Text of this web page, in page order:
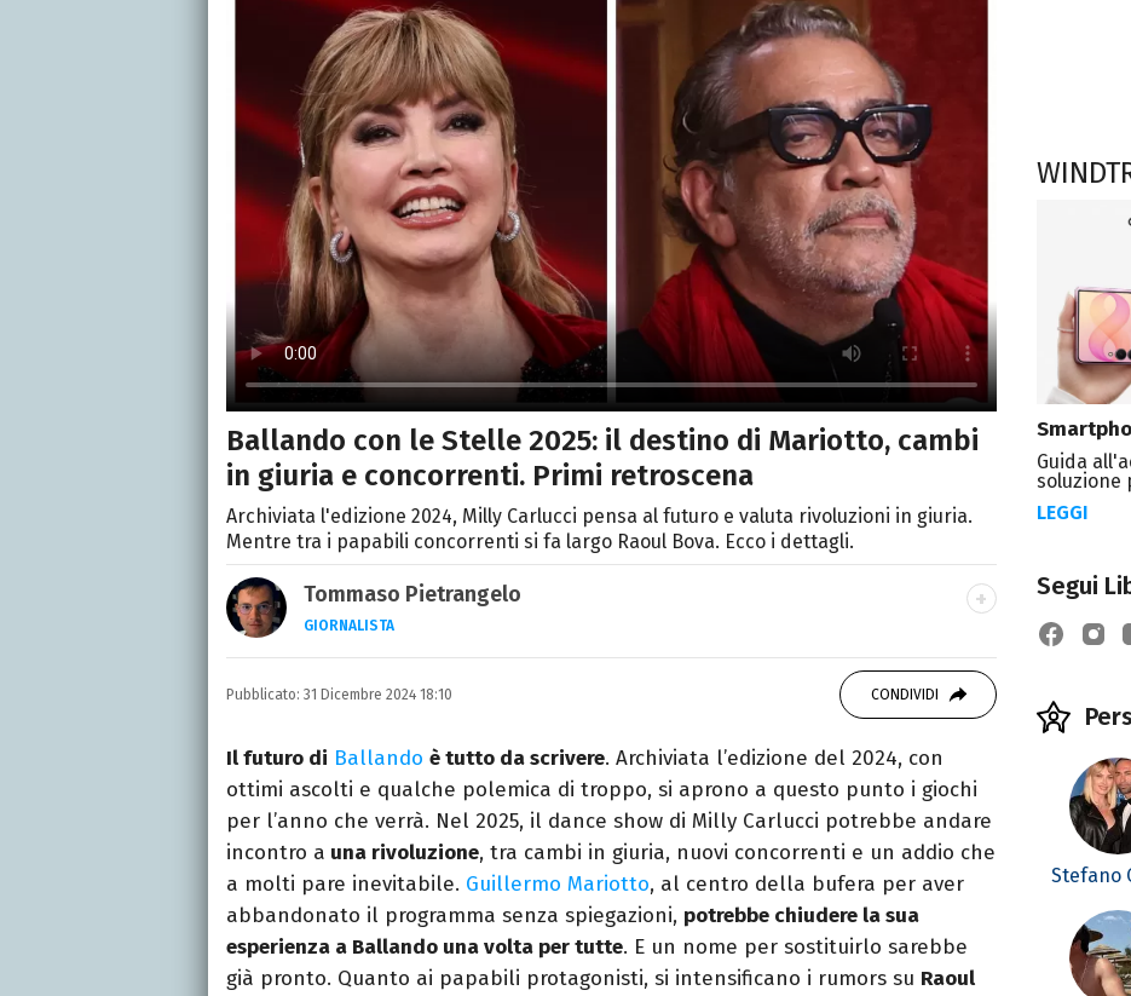
Ballando con le Stelle 2025: il destino di Mariotto, cambi
in giuria e concorrenti. Primi retroscena
Archiviata l'edizione 2024, Milly Carlucci pensa al futuro e valuta rivoluzioni in giuria.
Mentre tra i papabili concorrenti si fa largo Raoul Bova. Ecco i dettagli.
Tommaso Pietrangelo
GIORNALISTA
Autore, giornalista, cantautore. Laureato in Letterature Straniere, è
appassionato di cinema, poesia e Shakespeare. Scrive canzoni e ama i
Pubblicato: 31 Dicembre 2024 18:10 CONDIVIDI
Il futuro di Ballando è tutto da scrivere. Archiviata l’edizione del 2024, con
ottimi ascolti e qualche polemica di troppo, si aprono a questo punto i giochi
per l’anno che verrà. Nel 2025, il dance show di Milly Carlucci potrebbe andare
incontro a una rivoluzione, tra cambi in giuria, nuovi concorrenti e un addio che
a molti pare inevitabile. Guillermo Mariotto, al centro della bufera per aver
abbandonato il programma senza spiegazioni, potrebbe chiudere la sua
esperienza a Ballando una volta per tutte. E un nome per sostituirlo sarebbe
già pronto. Quanto ai papabili protagonisti, si intensificano i rumors su Raoul
Guida
soluzione
LEGGI
Segui
Stefano